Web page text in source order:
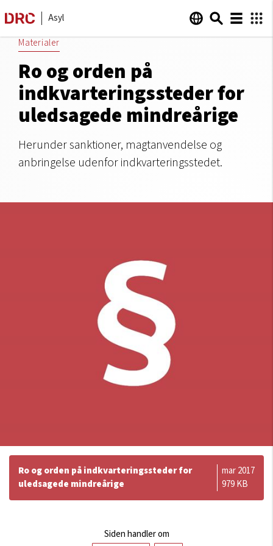
Asyl
Materialer
Ro og orden på
indkvarteringssteder for
uledsagede mindreårige
Herunder sanktioner, magtanvendelse og
anbringelse udenfor indkvarteringsstedet.
Ro og orden på indkvarteringssteder for
uledsagede mindreårige
mar 2017
979 KB
Siden handler om